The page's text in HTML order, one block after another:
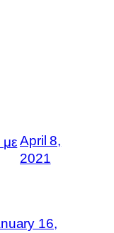
μεApril 8,
2021
16,